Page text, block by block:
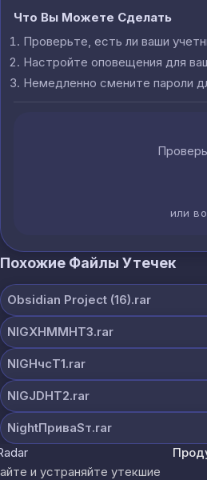
Что Вы Можете Сделать
Проверьте, есть ли ваши
Настройте оповещения для
Немедленно смените пароли
или
Похожие Файлы Утечек
Obsidian Project (16).rar
NIGXHMMHT3.rar
NIGHчсT1.rar
NIGJDHT2.rar
NightПриваSт.rar
и устраняйте утекшие